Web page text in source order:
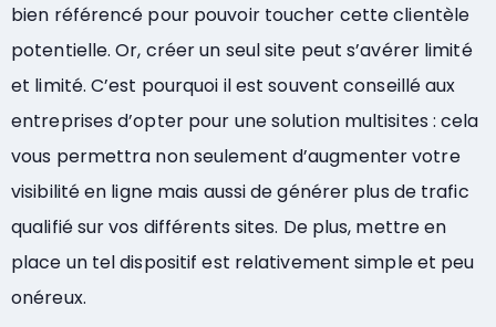
bien référencé pour pouvoir toucher cette clientèle
potentielle. Or, créer un seul site peut s’avérer limité
et limité. C’est pourquoi il est souvent conseillé aux
entreprises d’opter pour une solution multisites : cela
vous permettra non seulement d’augmenter votre
visibilité en ligne mais aussi de générer plus de trafic
qualifié sur vos différents sites. De plus, mettre en
place un tel dispositif est relativement simple et peu
onéreux.